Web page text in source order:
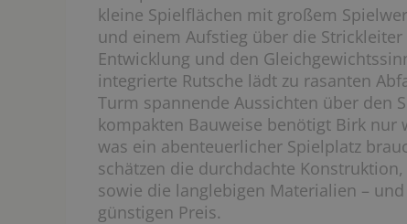
kleine Spielflächen mit großem
und einem Aufstieg über die
Entwicklung und den
integrierte Rutsche lädt zu rasanten
Turm spannende Aussichten über den
kompakten Bauweise benötigt Birk nur
was ein abenteuerlicher Spielplatz
schätzen die durchdachte
sowie die langlebigen Materialien –
günstigen Preis.